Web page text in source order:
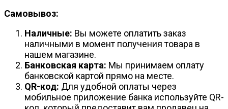
Самовывоз:
Наличные: Вы можете оплатить заказ
наличными в момент получения товара в
нашем магазине.
Банковская карта: Мы принимаем оплату
банковской картой прямо на месте.
QR-код: Для удобной оплаты через
мобильное приложение банка используйте QR-